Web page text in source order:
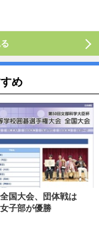
め
国大会、団体戦は
子部が優勝